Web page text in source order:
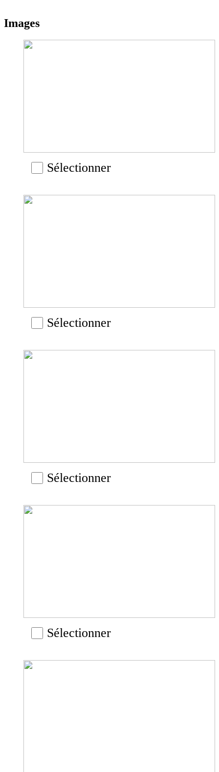
Images
Sélectionner
Sélectionner
Sélectionner
Sélectionner